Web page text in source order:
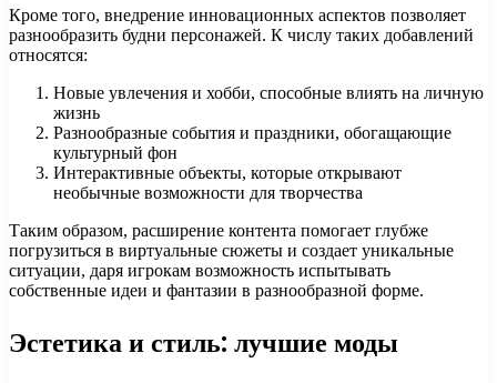
Кроме того, внедрение инновационных аспектов позволяет
разнообразить будни персонажей. К числу таких добавлений
относятся:
Новые увлечения и хобби, способные влиять на личную
жизнь
Разнообразные события и праздники, обогащающие
культурный фон
Интерактивные объекты, которые открывают
необычные возможности для творчества
Таким образом, расширение контента помогает глубже
погрузиться в виртуальные сюжеты и создает уникальные
ситуации, даря игрокам возможность испытывать
собственные идеи и фантазии в разнообразной форме.
Эстетика и стиль: лучшие моды